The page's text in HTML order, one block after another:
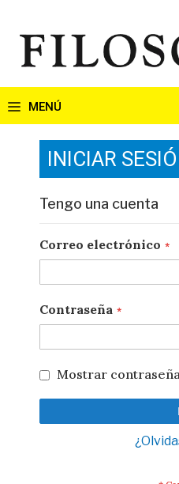
contenido
INICIAR
Tengo una cuenta
Correo electrónico
Contraseña
Mostrar contraseña